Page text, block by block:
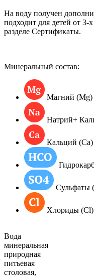
На воду получен
подходит для детей от 3-
разделе Сертификаты.
Минеральный состав:
Магний (Mg)
Натрий+
Кальций
Сульфаты
Хлориды (Cl)
Вода
минеральная
природная
питьевая
столовая,